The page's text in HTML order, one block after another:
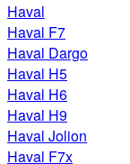
Haval
Haval F7
Haval Dargo
Haval H5
Haval H6
Haval H9
Haval Jolion
Haval F7x